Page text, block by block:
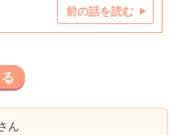
前の話を読む
ん